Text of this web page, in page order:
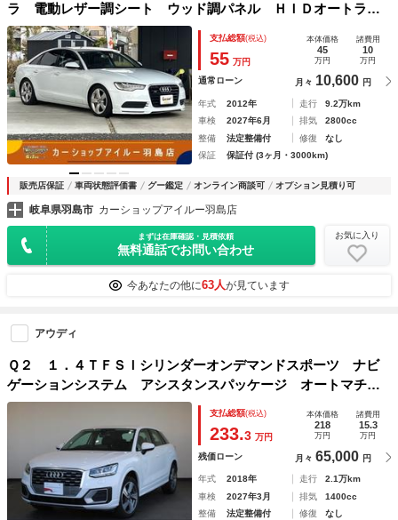
ラ 電動レザー調シート ウッド調パネル ＨＩＤオートライ
ト １８ＡＷ スタッドレス スマートキー ＤＶＤ ＵＳ
Ｂ 全席シートヒーター オートマルチゾーンエアコン
支払総額(税込)
55 万円
本体価格
45
万円
諸費用
10
万円
通常ローン 月々 10,600 円
年式 2012年 走行
9.2万km
車検
2027年6月 排気
2800cc
整備
法定整備付 修復
なし
保証
保証付 (3ヶ月・3000km)
販売店保証 車両状態評価書 グー鑑定 オンライン商談可 オプション見積り可
岐阜県羽島市 カーショップアイルー羽島店
まずは在庫確認・見積依頼
無料通話でお問い合わせ
お気に入り
今あなたの他に63人が見ています
アウディ
Ｑ２ １．４ＴＦＳＩシリンダーオンデマンドスポーツ ナビ
ゲーションシステム アシスタンスパッケージ オートマチッ
クテールゲート バーチャルコックピット ブレードマットチ
支払総額(税込)
233.3 万円
本体価格
218
万円
諸費用
15.3
万円
残価ローン 月々 65,000 円
年式 2018年 走行
2.1万km
車検
2027年3月 排気
1400cc
整備
法定整備付 修復
なし